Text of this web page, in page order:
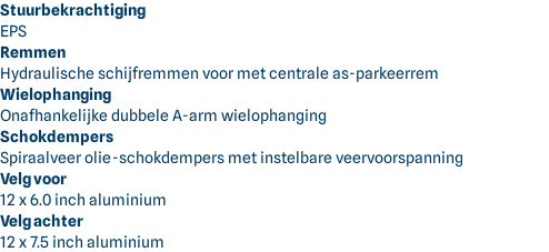
Stuurbekrachtiging
EPS
Remmen
Hydraulische schijfremmen voor met centrale as-parkeerrem
Wielophanging
Onafhankelijke dubbele A-arm wielophanging
Schokdempers
Spiraalveer olie-schokdempers met instelbare veervoorspanning
Velg voor
12 x 6.0 inch aluminium
Velg achter
12 x 7.5 inch aluminium